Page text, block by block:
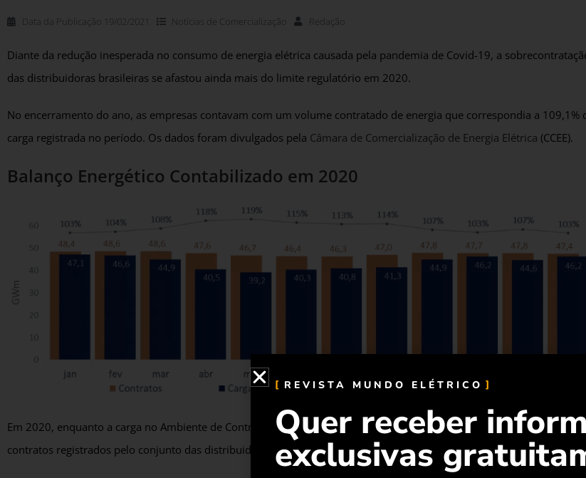
Data da Publicação 19/02/2021 Notícias de Comercialização Redação
Diante da redução inesperada no consumo de energia elétrica causada pela pandemia de Covid-19, a
das distribuidoras brasileiras se afastou ainda mais do limite regulatório em 2020.
No encerramento do ano, as empresas contavam com um volume contratado de energia que correspondia a 109,1%
carga registrada no período. Os dados foram divulgados pela Câmara de Comercialização de Energia Elétrica (CCEE).
Balanço Energético Contabilizado em 2020
Em 2020, enquanto a carga no Ambiente de Contratação Regulada (ACR) chegou a 43,5 gigawatts (GW) médios, os
contratos registrados pelo conjunto das distribuidoras atuantes no País somavam 47,5GW médios.
REVISTA MUNDO ELÉTRICO
Quer receber
exclusivas